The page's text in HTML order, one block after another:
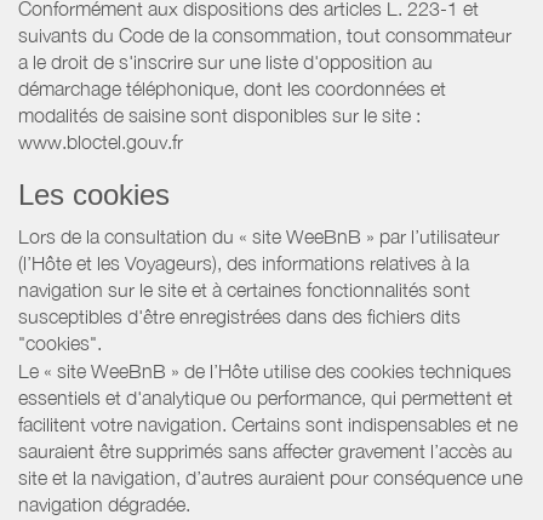
Conformément aux dispositions des articles L. 223-1 et
suivants du Code de la consommation, tout consommateur
a le droit de s'inscrire sur une liste d'opposition au
démarchage téléphonique, dont les coordonnées et
modalités de saisine sont disponibles sur le site :
www.bloctel.gouv.fr
Les cookies
Lors de la consultation du « site WeeBnB » par l’utilisateur
(l’Hôte et les Voyageurs), des informations relatives à la
navigation sur le site et à certaines fonctionnalités sont
susceptibles d'être enregistrées dans des fichiers dits
"cookies".
Le « site WeeBnB » de l’Hôte utilise des cookies techniques
essentiels et d'analytique ou performance, qui permettent et
facilitent votre navigation. Certains sont indispensables et ne
sauraient être supprimés sans affecter gravement l’accès au
site et la navigation, d’autres auraient pour conséquence une
navigation dégradée.